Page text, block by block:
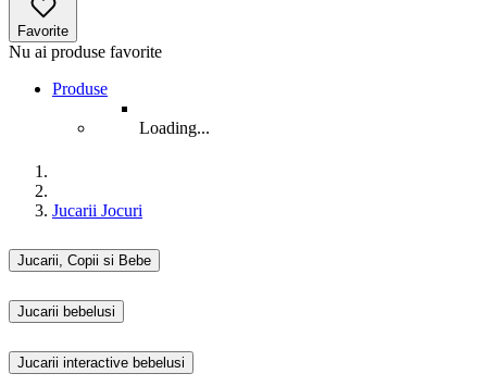
Favorite
Nu ai produse favorite
Produse
Loading...
Jucarii Jocuri
Jucarii, Copii si Bebe
Jucarii bebelusi
Jucarii interactive bebelusi